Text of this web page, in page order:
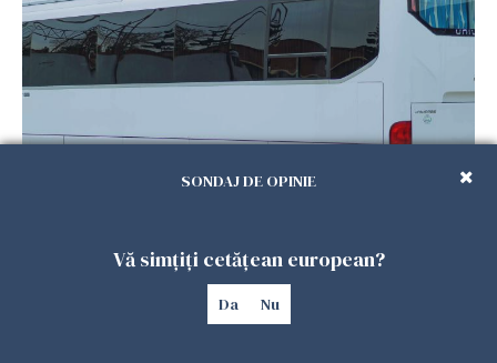
01 FEBRUARIE 2026
SONDAJ DE OPINIE
Vă simțiți cetățean european?
Da Nu